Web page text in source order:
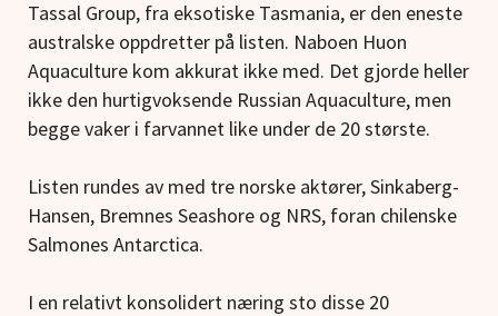
Tassal Group, fra eksotiske Tasmania, er den eneste
australske oppdretter på listen. Naboen Huon
Aquaculture kom akkurat ikke med. Det gjorde heller
ikke den hurtigvoksende Russian Aquaculture, men
begge vaker i farvannet like under de 20 største.
Listen rundes av med tre norske aktører, Sinkaberg-
Hansen, Bremnes Seashore og NRS, foran chilenske
Salmones Antarctica.
I en relativt konsolidert næring sto disse 20